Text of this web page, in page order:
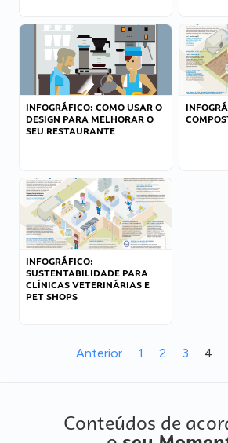
INFOGRÁFICO: COMO USAR O
DESIGN PARA MELHORAR O
SEU RESTAURANTE
INFOGRÁFICO:
SUSTENTABILIDADE PARA
CLÍNICAS VETERINÁRIAS E
PET SHOPS
Anterior 1 2 3 4
Conteúdos de